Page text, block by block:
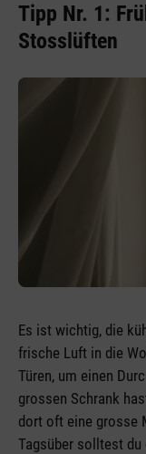
Tipp Nr. 1:
Stosslüften
Es ist wichtig, die
frische Luft in die
Türen, um einen
grossen Schrank
dort oft eine grosse
Tagsüber solltest